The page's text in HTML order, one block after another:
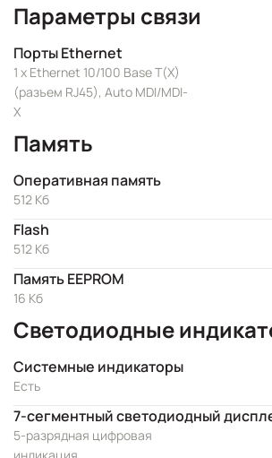
Параметры связи
Порты Ethernet
1 x Ethernet 10/100 Base T(X)
(разъем RJ45), Auto MDI/MDI-
X
Память
Оперативная память
512 Кб
Flash
512 Кб
Память EEPROM
16 Кб
Светодиодные
Системные индикаторы
Есть
7-сегментный светодиодный
5-разрядная цифровая